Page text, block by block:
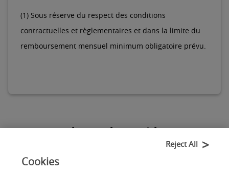
(1) Sous réserve du respect des conditions
contractuelles et règlementaires et dans la limite du
remboursement mensuel minimum obligatoire prévu.
Comment demander rapidement un
Cookies
Reject All